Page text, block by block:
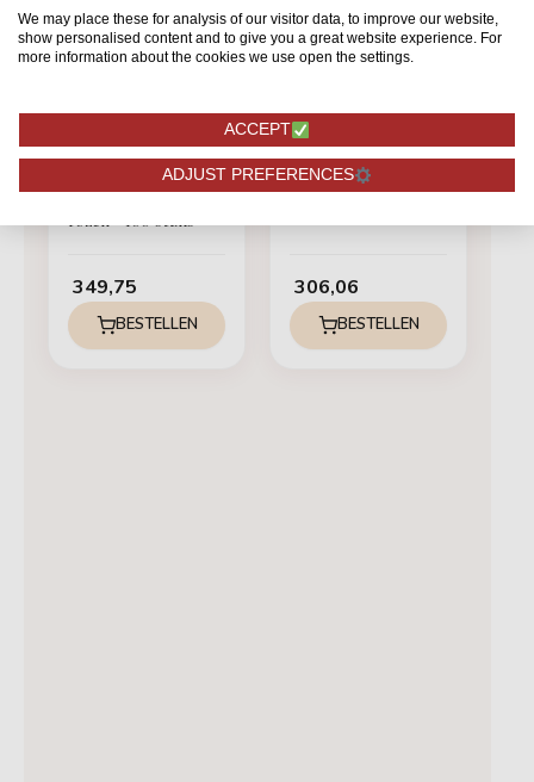
ZWART
Mondial - Zwarte
rozen - 100 stuks
349,75
BESTELLEN
ZWART
306,06
BESTELLEN
We may place these for analysis of our visitor data, to improve our website,
show personalised content and to give you a great website experience. For
more information about the cookies we use open the settings.
ACCEPT
ADJUST PREFERENCES